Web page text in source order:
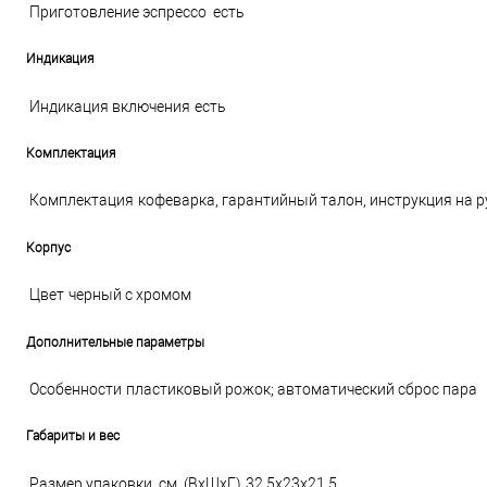
Приготовление эспрессо есть
Индикация
Индикация включения есть
Комплектация
Комплектация кофеварка, гарантийный талон, инструкция на
Корпус
Цвет черный с хромом
Дополнительные параметры
Особенности пластиковый рожок; автоматический сброс пара
Габариты и вес
Размер упаковки, см. (ВхШхГ) 32.5x23x21.5